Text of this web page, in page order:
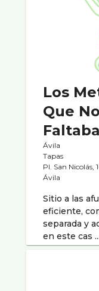
Los
Que
Ávila
Tapas
Pl. San Nicolás,
Ávila
Sitio a las
eficiente,
separada y
en este cas ...